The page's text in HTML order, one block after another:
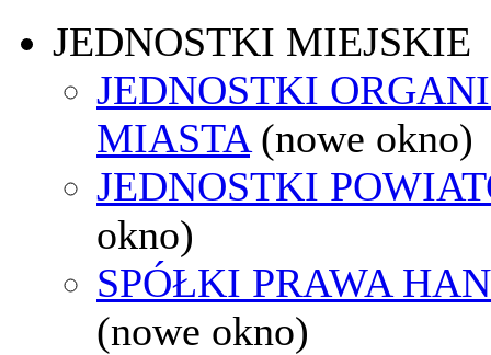
JEDNOSTKI MIEJSKIE
JEDNOSTKI
MIASTA (nowe okno)
JEDNOSTKI
okno)
SPÓŁKI PRAWA
(nowe okno)